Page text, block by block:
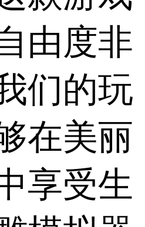
由度非
们的玩
在美丽
享受生